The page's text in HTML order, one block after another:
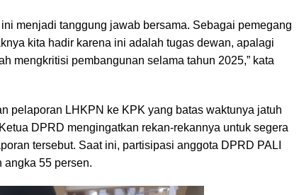
ini menjadi tanggung jawab bersama. Sebagai pemegang
kita hadir karena ini adalah tugas dewan, apalagi
mengkritisi pembangunan selama tahun 2025,” kata
pelaporan LHKPN ke KPK yang batas waktunya jatuh
DPRD mengingatkan rekan-rekannya untuk segera
tersebut. Saat ini, partisipasi anggota DPRD PALI
angka 55 persen.